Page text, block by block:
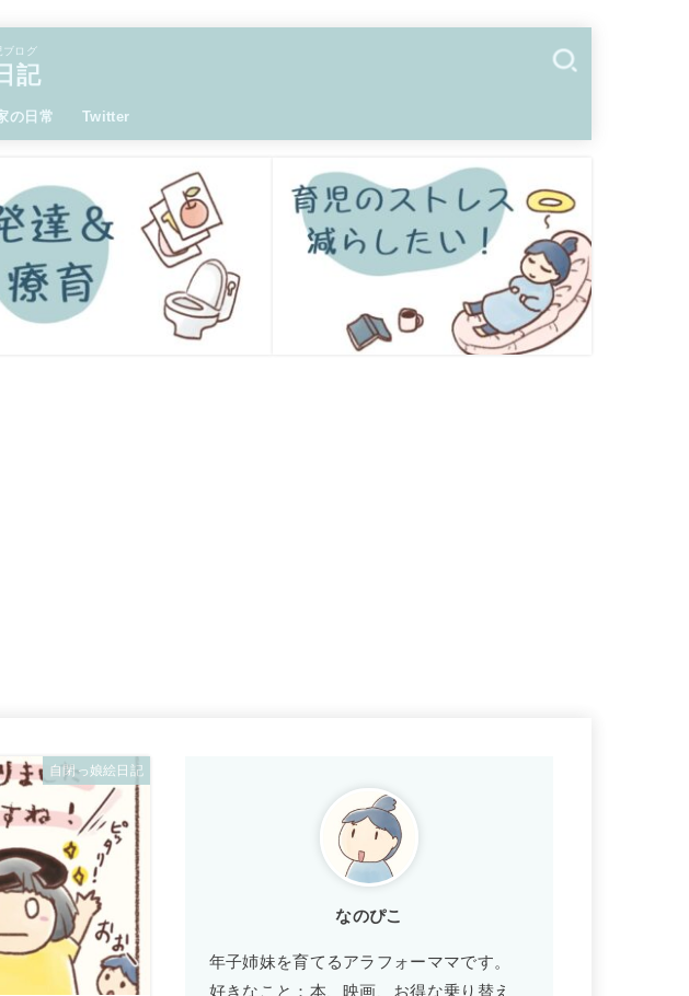
ブログ
記
の日常 Twitter
自閉っ娘絵日記
なのぴこ
年子姉妹を育てるアラフォーママです。
好きなこと：本、映画、お得な乗り替え